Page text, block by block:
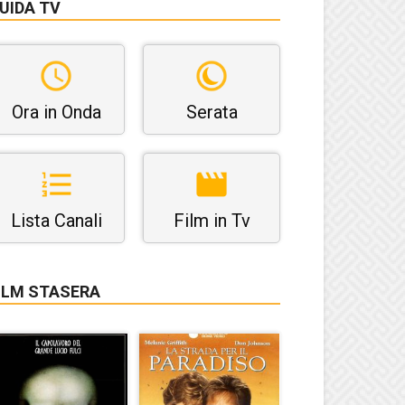
TV
Ora in Onda Serata
Lista Canali Film in Tv
STASERA